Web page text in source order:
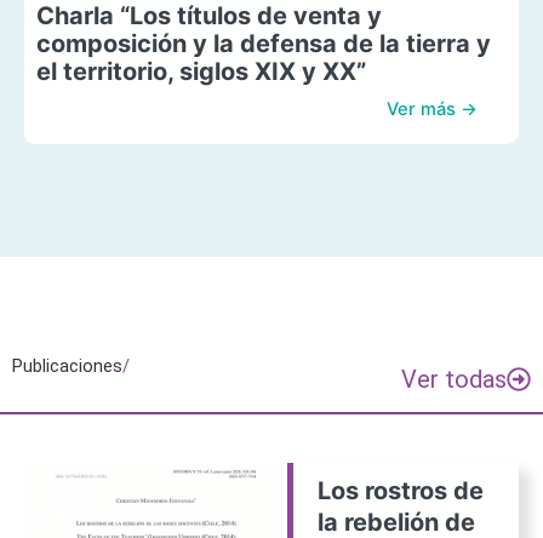
Charla “Los títulos de venta y
composición y la defensa de la tierra y
el territorio, siglos XIX y XX”
Ver más →
Publicaciones/ Ver todas
Los rostros de
la rebelión de